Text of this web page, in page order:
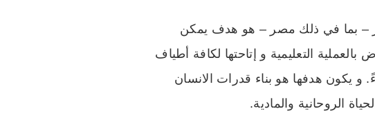
– بما في ذلك مصر – هو هدف يمكن
التعليمية و إتاحتها لكافة أطياف
و يكون هدفها هو بناء قدرات الانسان
الروحانية والمادية.